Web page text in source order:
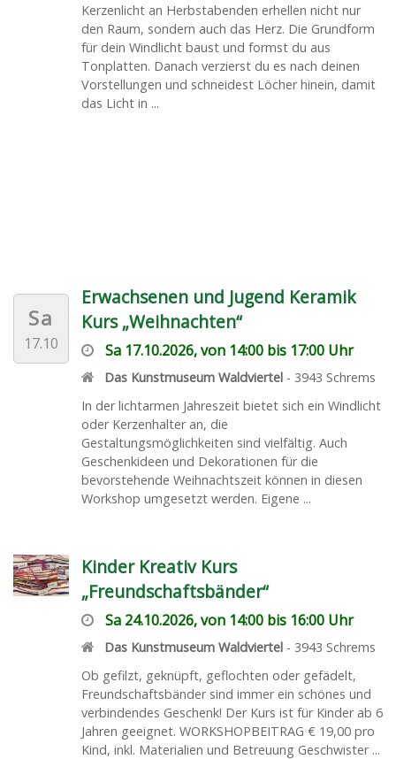
Kerzenlicht an Herbstabenden erhellen nicht nur
den Raum, sondern auch das Herz. Die Grundform
für dein Windlicht baust und formst du aus
Tonplatten. Danach verzierst du es nach deinen
Vorstellungen und schneidest Löcher hinein, damit
das Licht in ...
Sa
17.10
Erwachsenen und Jugend Keramik
Kurs „Weihnachten“
Sa 17.10.2026, von 14:00 bis 17:00 Uhr
Das Kunstmuseum Waldviertel - 3943 Schrems
In der lichtarmen Jahreszeit bietet sich ein Windlicht
oder Kerzenhalter an, die
Gestaltungsmöglichkeiten sind vielfältig. Auch
Geschenkideen und Dekorationen für die
bevorstehende Weihnachtszeit können in diesen
Workshop umgesetzt werden. Eigene ...
Kinder Kreativ Kurs
„Freundschaftsbänder“
Sa 24.10.2026, von 14:00 bis 16:00 Uhr
Das Kunstmuseum Waldviertel - 3943 Schrems
Ob gefilzt, geknüpft, geflochten oder gefädelt,
Freundschaftsbänder sind immer ein schönes und
verbindendes Geschenk! Der Kurs ist für Kinder ab 6
Jahren geeignet. WORKSHOPBEITRAG € 19,00 pro
Kind, inkl. Materialien und Betreuung Geschwister ...